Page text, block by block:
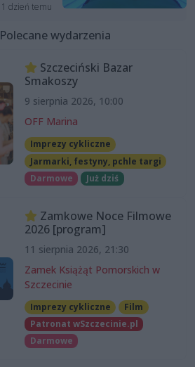
1 dzień temu
Polecane wydarzenia
Szczeciński Bazar
Smakoszy
9 sierpnia 2026, 10:00
OFF Marina
Imprezy cykliczne
Jarmarki, festyny, pchle targi
Darmowe
Już dziś
Zamkowe Noce Filmowe
2026 [program]
11 sierpnia 2026, 21:30
Zamek Książąt Pomorskich w
Szczecinie
Imprezy cykliczne
Film
Patronat wSzczecinie.pl
Darmowe